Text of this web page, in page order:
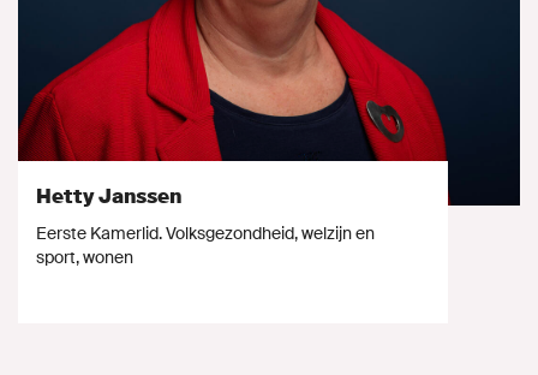
Hetty Janssen
Eerste Kamerlid. Volksgezondheid, welzijn en
sport, wonen